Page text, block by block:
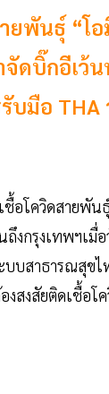
ยพันธุ์ “โ
ดบิ๊กอีเว้
บมือ
อโควิดสายพัน
ถึงกรุงเทพฯเ
บบสาธารณสุข
สงสัยติดเชื้อโ